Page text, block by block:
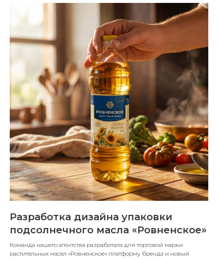
Разработка дизайна упаковки
подсолнечного масла «Ровненское»
Команда нашего агентства разработала для торговой марки
растительных масел «Ровненское» платформу бренда и новый